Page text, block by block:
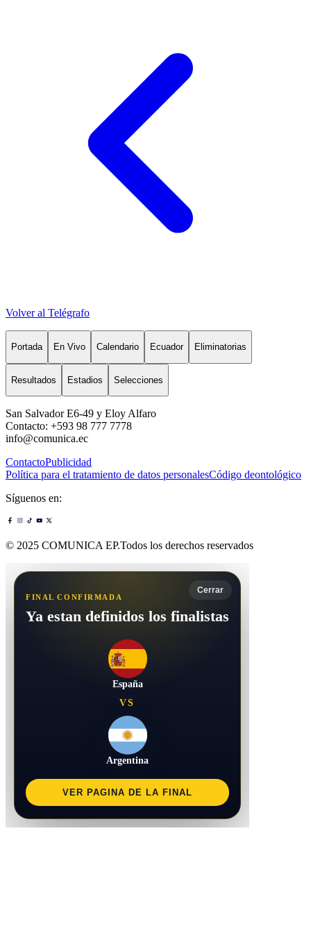
Volver al Telégrafo
Portada En Vivo Calendario Ecuador Eliminatorias
Resultados Estadios Selecciones
San Salvador E6-49 y Eloy Alfaro
Contacto: +593 98 777 7778
info@comunica.ec
ContactoPublicidad
Política para el tratamiento de datos personalesCódigo deontológico
Síguenos en:
© 2025 COMUNICA EP.Todos los derechos reservados
Cerrar
FINAL CONFIRMADA
Ya estan definidos los finalistas
España
VS
Argentina
VER PAGINA DE LA FINAL